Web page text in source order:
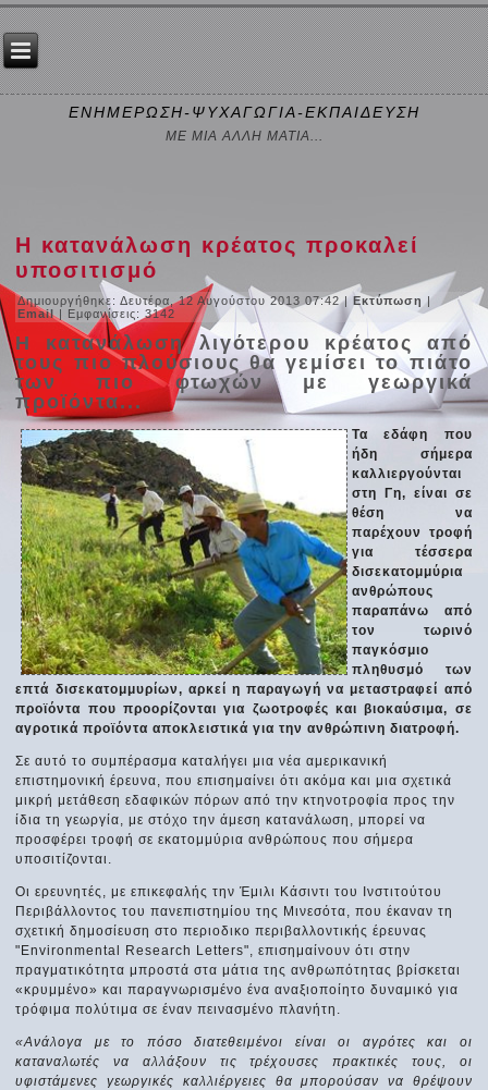
ΕΝΗΜΕΡΩΣΗ-ΨΥΧΑΓΩΓΙΑ-ΕΚΠΑΙΔΕΥΣΗ
ΜΕ ΜΙΑ ΑΛΛΗ ΜΑΤΙΑ...
Η κατανάλωση κρέατος προκαλεί
υποσιτισμό
Δημιουργήθηκε: Δευτέρα, 12 Αυγούστου 2013 07:42|Εκτύπωση|
Email | Εμφανίσεις: 3142
Η κατανάλωση λιγότερου κρέατος από
τους πιο πλούσιους θα γεμίσει το πιάτο
των πιο φτωχών με γεωργικά
προϊόντα...
Τα εδάφη που
ήδη σήμερα
καλλιεργούνται
στη Γη, είναι σε
θέση να
παρέχουν τροφή
για τέσσερα
δισεκατομμύρια
ανθρώπους
παραπάνω από
τον τωρινό
παγκόσμιο
πληθυσμό των
επτά δισεκατομμυρίων, αρκεί η παραγωγή να μεταστραφεί από
προϊόντα που προορίζονται για ζωοτροφές και βιοκαύσιμα, σε
αγροτικά προϊόντα αποκλειστικά για την ανθρώπινη διατροφή.
Σε αυτό το συμπέρασμα καταλήγει μια νέα αμερικανική
επιστημονική έρευνα, που επισημαίνει ότι ακόμα και μια σχετικά
μικρή μετάθεση εδαφικών πόρων από την κτηνοτροφία προς την
ίδια τη γεωργία, με στόχο την άμεση κατανάλωση, μπορεί να
προσφέρει τροφή σε εκατομμύρια ανθρώπους που σήμερα
υποσιτίζονται.
Οι ερευνητές, με επικεφαλής την Έμιλι Κάσιντι του Ινστιτούτου
Περιβάλλοντος του πανεπιστημίου της Μινεσότα, που έκαναν τη
σχετική δημοσίευση στο περιοδικο περιβαλλοντικής έρευνας
"Environmental Research Letters", επισημαίνουν ότι στην
πραγματικότητα μπροστά στα μάτια της ανθρωπότητας βρίσκεται
«κρυμμένο» και παραγνωρισμένο ένα αναξιοποίητο δυναμικό για
τρόφιμα πολύτιμα σε έναν πεινασμένο πλανήτη.
«Ανάλογα με το πόσο διατεθειμένοι είναι οι αγρότες και οι
καταναλωτές να αλλάξουν τις τρέχουσες πρακτικές τους, οι
υφιστάμενες γεωργικές καλλιέργειες θα μπορούσαν να θρέψουν